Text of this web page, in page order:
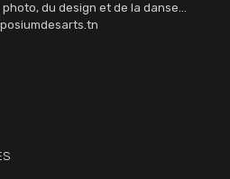
photo, du design et de la danse…